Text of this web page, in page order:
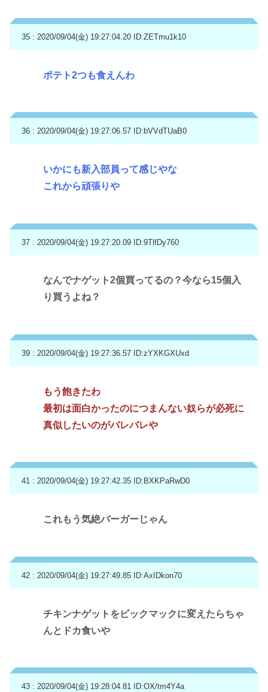
35 : 2020/09/04(金) 19:27:04.20 ID:ZETmu1k10
ポテト2つも食えんわ
36 : 2020/09/04(金) 19:27:06.57 ID:bVVdTUaB0
いかにも新入部員って感じやな
これから頑張りや
37 : 2020/09/04(金) 19:27:20.09 ID:9TlfDy760
なんでナゲット2個買ってるの？今なら15個入
り買うよね？
39 : 2020/09/04(金) 19:27:36.57 ID:zYXKGXUxd
もう飽きたわ
最初は面白かったのにつまんない奴らが必死に
真似したいのがバレバレや
41 : 2020/09/04(金) 19:27:42.35 ID:BXKPaRwD0
これもう気絶バーガーじゃん
42 : 2020/09/04(金) 19:27:49.85 ID:AxIDkon70
チキンナゲットをビックマックに変えたらちゃ
んとドカ食いや
43 : 2020/09/04(金) 19:28:04.81 ID:OX/tm4Y4a